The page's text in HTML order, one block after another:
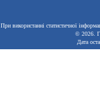
При використанні статистичної
© 2026.
Дата